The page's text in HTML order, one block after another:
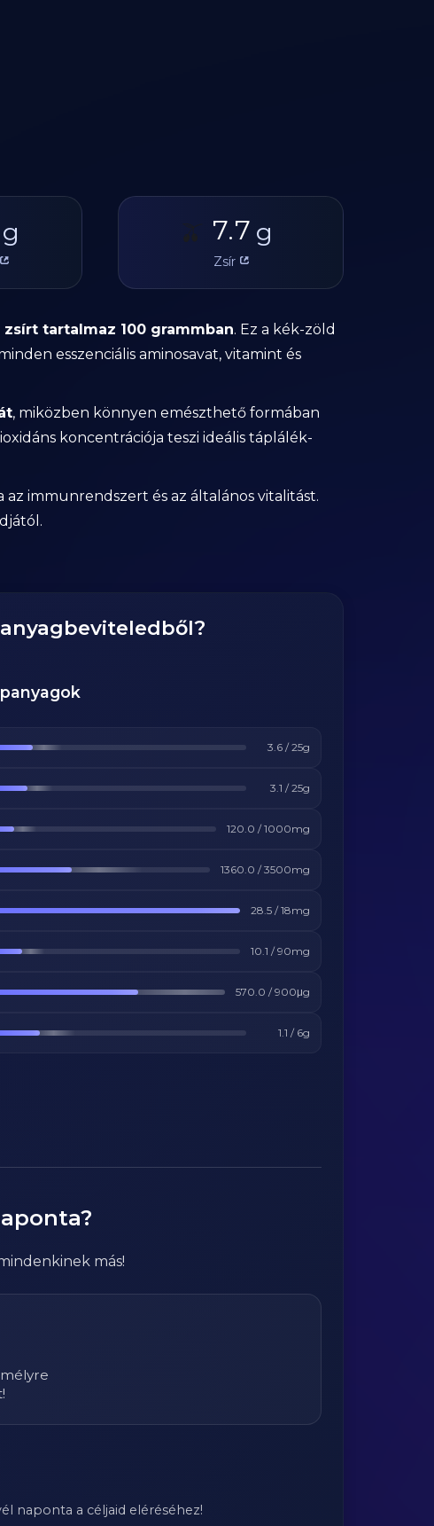
g 🫒 7.7 g
Zsír
tartalmaz 100 grammban. Ez a kék-zöld
esszenciális aminosavat, vitamint és
, miközben könnyen emészthető formában
koncentrációja teszi ideális táplálék-
immunrendszert és az általános vitalitást.
3.6 /25g
3.1 /25g
120.0 /1000mg
1360.0 /3500mg
28.5 /18mg
10.1 /90mg
570.0 /900μg
1.1 / 6g
más!
naponta a céljaid eléréséhez!